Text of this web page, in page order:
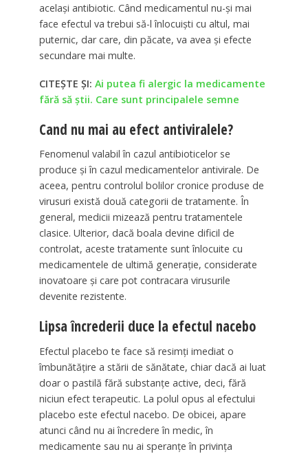
acelaşi antibiotic. Când medicamentul nu-şi mai
face efectul va trebui să-l înlocuişti cu altul, mai
puternic, dar care, din păcate, va avea şi efecte
secundare mai multe.
CITEȘTE ȘI: Ai putea fi alergic la medicamente
fără să știi. Care sunt principalele semne
Cand nu mai au efect antiviralele?
Fenomenul valabil în cazul antibioticelor se
produce şi în cazul medicamentelor antivirale. De
aceea, pentru controlul bolilor cronice produse de
virusuri există două categorii de tratamente. În
general, medicii mizează pentru tratamentele
clasice. Ulterior, dacă boala devine dificil de
controlat, aceste tratamente sunt înlocuite cu
medicamentele de ultimă generaţie, considerate
inovatoare şi care pot contracara virusurile
devenite rezistente.
Lipsa încrederii duce la efectul nacebo
Efectul placebo te face să resimţi imediat o
îmbunătăţire a stării de sănătate, chiar dacă ai luat
doar o pastilă fără substanţe active, deci, fără
niciun efect terapeutic. La polul opus al efectului
placebo este efectul nacebo. De obicei, apare
atunci când nu ai încredere în medic, în
medicamente sau nu ai speranţe în privinţa